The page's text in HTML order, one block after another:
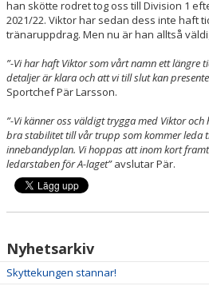
han skötte rodret tog oss till Division 1
2021/22. Viktor har sedan dess inte haft
tränaruppdrag. Men nu är han alltså
”-Vi har haft Viktor som vårt namn ett längre
detaljer är klara och att vi till slut kan
Sportchef Pär Larsson.
”-Vi känner oss väldigt trygga med Viktor
bra stabilitet till vår trupp som kommer leda
innebandyplan. Vi hoppas att inom kort
ledarstaben för A-laget”avslutar Pär.
Nyhetsarkiv
Skyttekungen stannar!